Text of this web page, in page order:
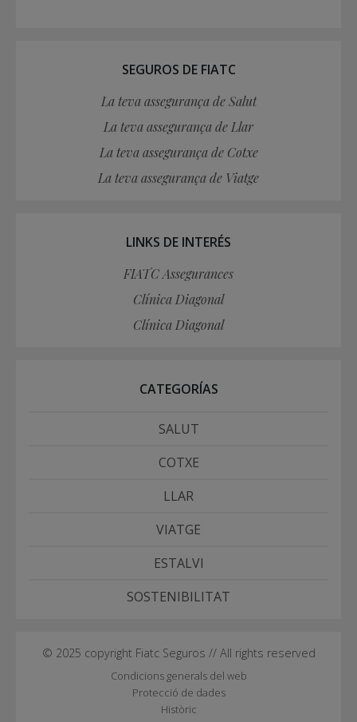
SEGUROS DE FIATC
La teva assegurança de Salut
La teva assegurança de Llar
La teva assegurança de Cotxe
La teva assegurança de Viatge
LINKS DE INTERÉS
FIATC Assegurances
Clínica Diagonal
Clínica Diagonal
CATEGORÍAS
SALUT
COTXE
LLAR
VIATGE
ESTALVI
SOSTENIBILITAT
© 2025 copyright Fiatc Seguros // All rights reserved
Condicions generals del web
Protecció de dades
Històric